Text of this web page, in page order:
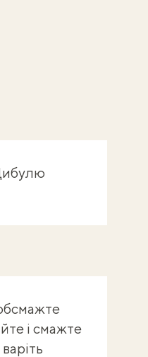
і смажте